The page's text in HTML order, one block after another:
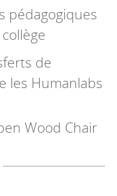
pédagogiques
de
les Humanlabs
Wood Chair